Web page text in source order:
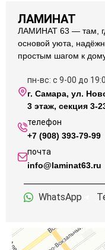
ЛАМИНАТ
ЛАМИНАТ 63 — там,
основой уюта,
простым шагом к
пн-вс: с 9-00 до
г. Самара, ул.
3 этаж, секция 3-
телефон
+7 (908) 393-79-99
почта
info@laminat63.ru
WhatsApp